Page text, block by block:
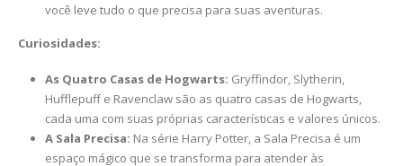
você leve tudo o que precisa para suas aventuras.
Curiosidades:
As Quatro Casas de Hogwarts: Gryffindor, Slytherin,
Hufflepuff e Ravenclaw são as quatro casas de Hogwarts,
cada uma com suas próprias características e valores únicos.
A Sala Precisa: Na série Harry Potter, a Sala Precisa é um
espaço mágico que se transforma para atender às